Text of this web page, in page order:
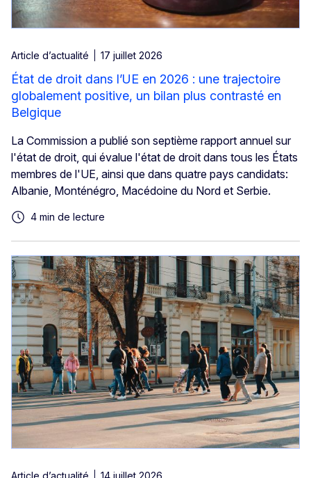
Article d’actualité 17 juillet 2026
État de droit dans l’UE en 2026 : une trajectoire
globalement positive, un bilan plus contrasté en
Belgique
La Commission a publié son septième rapport annuel sur
l'état de droit, qui évalue l'état de droit dans tous les États
membres de l'UE, ainsi que dans quatre pays candidats:
Albanie, Monténégro, Macédoine du Nord et Serbie.
4 min de lecture